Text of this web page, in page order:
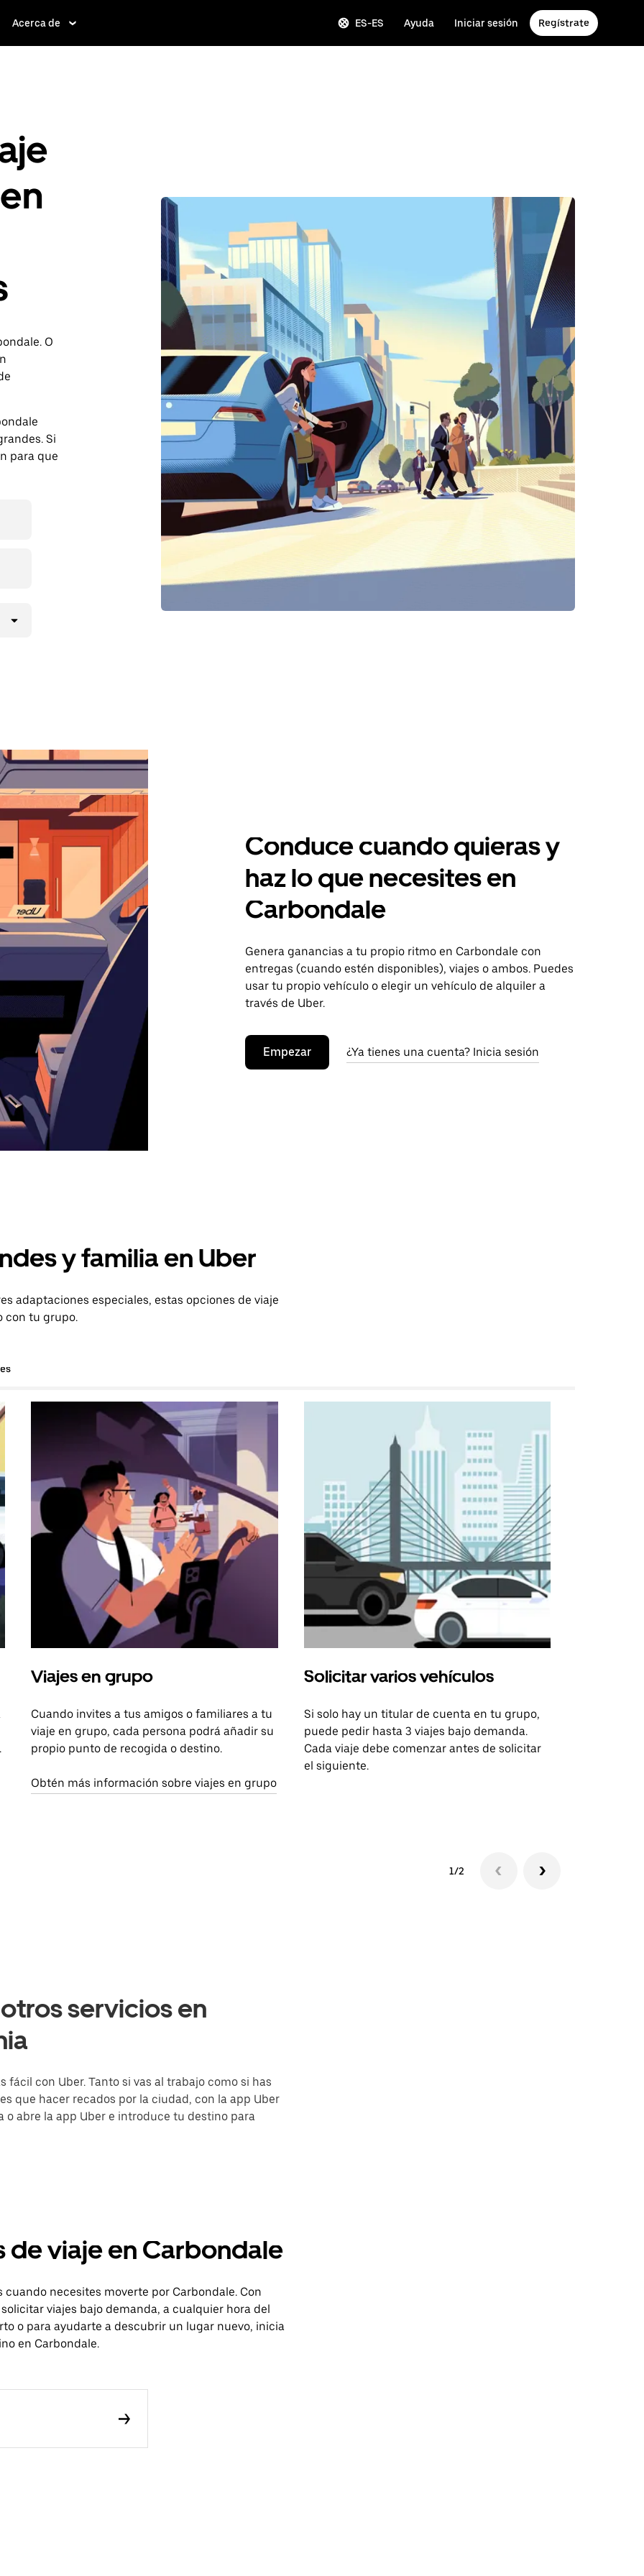
Acerca de ES-ES Ayuda Iniciar sesión Regístrate
O
Si
para que
Conduce cuando quieras y
haz lo que necesites en
Carbondale
Genera ganancias a tu propio ritmo en Carbondale con
entregas (cuando estén disponibles), viajes o ambos. Puedes
usar tu propio vehículo o elegir un vehículo de alquiler a
través de Uber.
Empezar ¿Ya tienes una cuenta? Inicia sesión
y familia en Uber
adaptaciones especiales, estas opciones de viaje
con tu grupo.
Viajes en grupo
Cuando invites a tus amigos o familiares a tu
viaje en grupo, cada persona podrá añadir su
propio punto de recogida o destino.
Obtén más información sobre viajes en grupo
Solicitar varios vehículos
Si solo hay un titular de cuenta en tu grupo,
puede pedir hasta 3 viajes bajo demanda.
Cada viaje debe comenzar antes de solicitar
el siguiente.
1/2
servicios en
fácil con Uber. Tanto si vas al trabajo como si has
que hacer recados por la ciudad, con la app Uber
o abre la app Uber e introduce tu destino para
de viaje en Carbondale
necesites moverte por Carbondale. Con
viajes bajo demanda, a cualquier hora del
o para ayudarte a descubrir un lugar nuevo, inicia
en Carbondale.